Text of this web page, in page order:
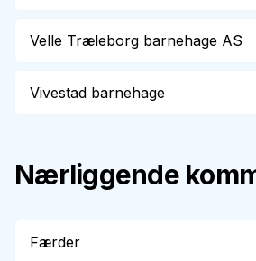
Velle Træleborg barnehage AS
Vivestad barnehage
Nærliggende
Færder